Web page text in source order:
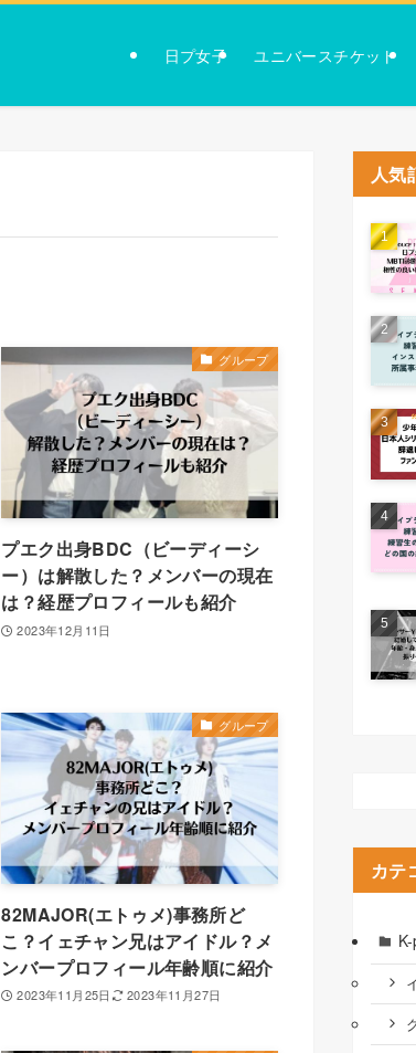
日プ女子 ユニバースチケット
グループ
プエク出身BDC（ビーディーシ
ー）は解散した？メンバーの現在
は？経歴プロフィールも紹介
2023年12月11日
グループ
82MAJOR(エトゥメ)事務所ど
こ？イェチャン兄はアイドル？メ
ンバープロフィール年齢順に紹介
2023年11月25日 2023年11月27日
人気
カテ